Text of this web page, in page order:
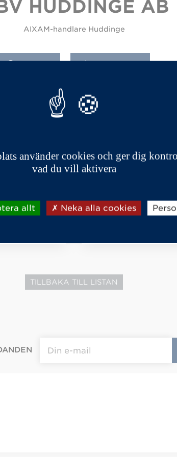
HUDDINGE AB
AIXAM-handlare Huddinge
TILLBAKA TILL LISTAN
använder cookies och ger dig
vad du vill aktivera
allt Neka alla cookies